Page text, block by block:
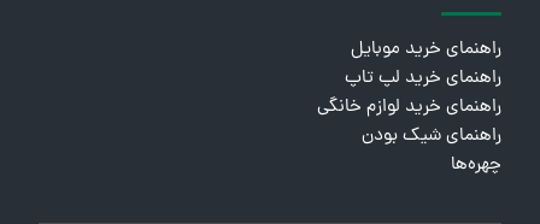
راهنمای خرید موبایل
راهنمای خرید لپ تاپ
راهنمای خرید لوازم خانگی
راهنمای شیک بودن
چهره‌ها